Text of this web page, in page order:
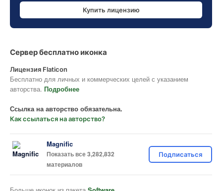
Купить лицензию
Сервер бесплатно иконка
Лицензия Flaticon
Бесплатно для личных и коммерческих целей с указанием
авторства. Подробнее
Ссылка на авторство обязательна.
Как ссылаться на авторство?
Magnific
Показать все 3,282,832
материалов
Подписаться